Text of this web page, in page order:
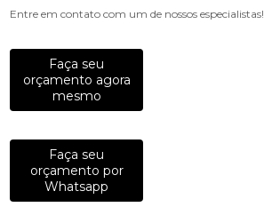
Entre em contato com um de nossos especialistas!
Faça seu
orçamento agora
mesmo
Faça seu
orçamento por
Whatsapp